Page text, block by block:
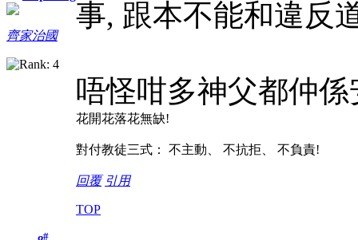
齊家治國
事, 跟本不能和違反
唔怪咁多神父都仲
花開花落花無缺!
對付教徒三式： 不主動、 不抗拒、 不負責!
回覆 引用
TOP
#